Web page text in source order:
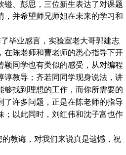
、彭思，三位新生表达了对课题
，并希望师兄师姐在未来的学习和
毕业感言，实验室老大哥郭建志
在陈老师和曹老师的悉心指导下开
颖同学也有类似的感受，从对编程
谆教导；齐若同同学现身说法，讲
找到理想的工作，而你所需要的
了许多问题，正是在陈老师的指导
；以此同时，刘红伟和沈子富也作
教诲，对我们来说真是遗憾，祝